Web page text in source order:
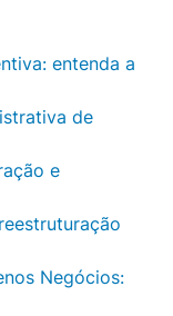
entenda a
de
e
Negócios: